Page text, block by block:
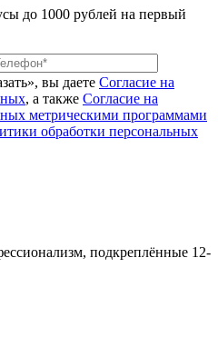
до 1000 рублей на первый
вы даете Согласие на
, а также Согласие на
метрическими программами
обработки персональных
подкреплённые 12-